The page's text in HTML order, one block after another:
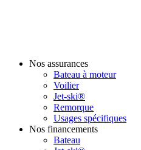
Nos assurances
Bateau à moteur
Voilier
Jet-ski®
Remorque
Usages spécifiques
Nos financements
Bateau